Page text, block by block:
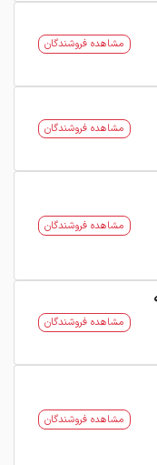
مشاهده فروشندگان
مشاهده فروشندگان
مشاهده فروشندگان
مشاهده فروشندگان
مشاهده فروشندگان